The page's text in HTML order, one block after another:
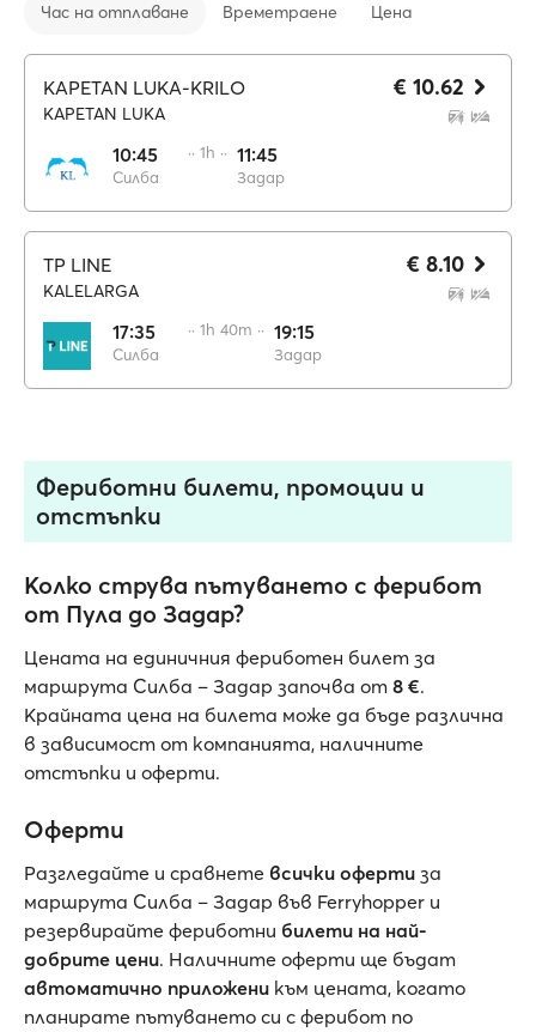
Час на отплаване Времетраене Цена
KAPETAN LUKA-KRILO
KAPETAN LUKA
10:45
Силба
·· 1h ·· 11:45
Задар
€ 10.62
TP LINE
KALELARGA
17:35
Силба
·· 1h 40m ·· 19:15
Задар
€ 8.10
Фериботни билети, промоции и
отстъпки
Колко струва пътуването с ферибот
от Пула до Задар?
Цената на единичния фериботен билет за
маршрута Силба – Задар започва от 8 €.
Крайната цена на билета може да бъде различна
в зависимост от компанията, наличните
отстъпки и оферти.
Оферти
Разгледайте и сравнете всички оферти за
маршрута Силба – Задар във Ferryhopper и
резервирайте фериботни билети на най-
добрите цени. Наличните оферти ще бъдат
автоматично приложени към цената, когато
планирате пътуването си с ферибот по